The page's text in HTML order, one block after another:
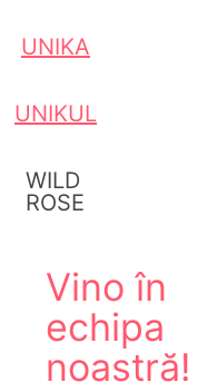
UNIKA
UNIKUL
WILD
ROSE
Vino în
echipa
noastră!